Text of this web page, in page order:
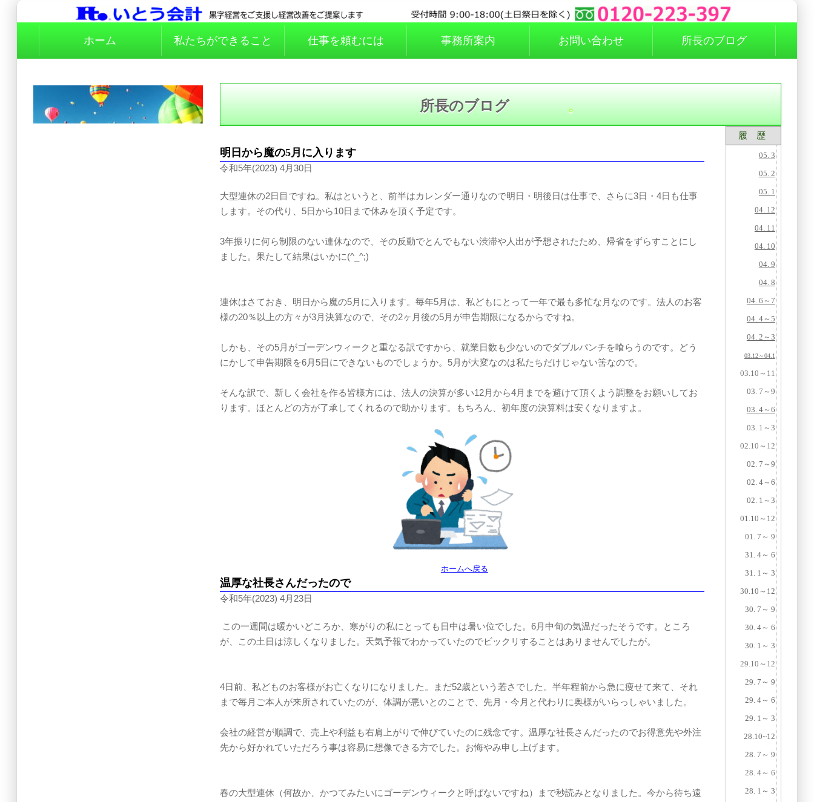
ホーム 私たちができること 仕事を頼むには 事務所案内 お問い合わせ 所長のブログ
所長のブログ 。
履 歴
05. 3
05. 2
05. 1
04. 12
04. 11
04. 10
04. 9
04. 8
04. 6～7
04. 4～5
04. 2～3
03.12～04.1
03.10～11
03. 7～9
03. 4～6
03. 1～3
02.10～12
02. 7～9
02. 4～6
02. 1～3
01.10～12
01. 7～ 9
31. 4～ 6
31. 1～ 3
30.10～12
30. 7～ 9
30. 4～ 6
30. 1～ 3
29.10～12
29. 7～ 9
29. 4～ 6
29. 1～ 3
28.10~12
28. 7～ 9
28. 4～ 6
28. 1～ 3
明日から魔の5月に入ります
令和5年(2023) 4月30日
大型連休の2日目ですね。私はというと、前半はカレンダー通りなので明日・明後日は仕事で、さらに3日・4日も仕事
します。その代り、5日から10日まで休みを頂く予定です。
3年振りに何ら制限のない連休なので、その反動でとんでもない渋滞や人出が予想されたため、帰省をずらすことにし
ました。果たして結果はいかに(^_^;)
連休はさておき、明日から魔の5月に入ります。毎年5月は、私どもにとって一年で最も多忙な月なのです。法人のお客
様の20％以上の方々が3月決算なので、その2ヶ月後の5月が申告期限になるからですね。
しかも、その5月がゴーデンウィークと重なる訳ですから、就業日数も少ないのでダブルパンチを喰らうのです。どう
にかして申告期限を6月5日にできないものでしょうか。5月が大変なのは私たちだけじゃない筈なので。
そんな訳で、新しく会社を作る皆様方には、法人の決算が多い12月から4月までを避けて頂くよう調整をお願いしてお
ります。ほとんどの方が了承してくれるので助かります。もちろん、初年度の決算料は安くなりますよ。
ホームへ戻る
温厚な社長さんだったので
令和5年(2023) 4月23日
この一週間は暖かいどころか、寒がりの私にとっても日中は暑い位でした。6月中旬の気温だったそうです。ところ
が、この土日は涼しくなりました。天気予報でわかっていたのでビックリすることはありませんでしたが。
4日前、私どものお客様がお亡くなりになりました。まだ52歳という若さでした。半年程前から急に痩せて来て、それ
まで毎月ご本人が来所されていたのが、体調が悪いとのことで、先月・今月と代わりに奥様がいらっしゃいました。
会社の経営が順調で、売上や利益も右肩上がりで伸びていたのに残念です。温厚な社長さんだったのでお得意先や外注
先から好かれていただろう事は容易に想像できる方でした。お悔やみ申し上げます。
春の大型連休（何故か、かつてみたいにゴーデンウィークと呼ばないですね）まで秒読みとなりました。今から待ち遠